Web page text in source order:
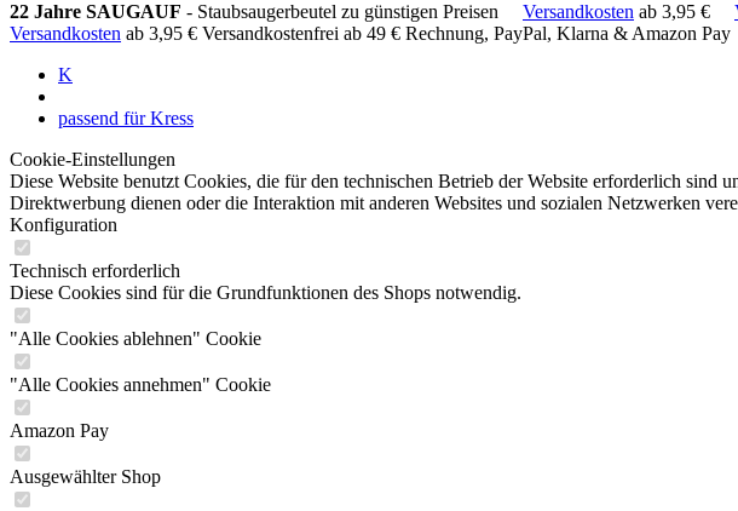
22 Jahre SAUGAUF - Staubsaugerbeutel zu günstigen Preisen Versandkosten ab 3,95 €
Versandkosten ab 3,95 € Versandkostenfrei ab 49 € Rechnung, PayPal, Klarna & Amazon Pay
K
passend für Kress
Cookie-Einstellungen
Diese Website benutzt Cookies, die für den technischen Betrieb der Website erforderlich sind
Direktwerbung dienen oder die Interaktion mit anderen Websites und sozialen Netzwerken
Konfiguration
Technisch erforderlich
Diese Cookies sind für die Grundfunktionen des Shops notwendig.
"Alle Cookies ablehnen" Cookie
"Alle Cookies annehmen" Cookie
Amazon Pay
Ausgewählter Shop